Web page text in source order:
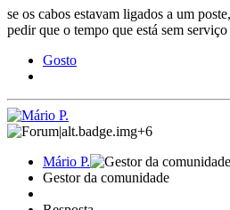
se os cabos estavam ligados a um
pedir que o tempo que está sem
Gosto
+6
Mário P.
Gestor da comunidade